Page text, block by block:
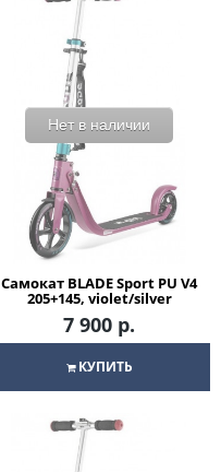
Нет в наличии
Самокат BLADE Sport PU V4
205+145, violet/silver
7 900 р.
КУПИТЬ